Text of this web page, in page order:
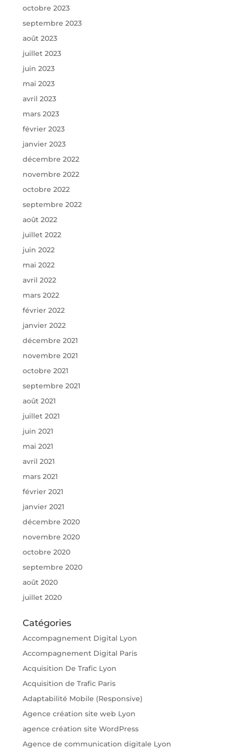
octobre 2023
septembre 2023
août 2023
juillet 2023
juin 2023
mai 2023
avril 2023
mars 2023
février 2023
janvier 2023
décembre 2022
novembre 2022
octobre 2022
septembre 2022
août 2022
juillet 2022
juin 2022
mai 2022
avril 2022
mars 2022
février 2022
janvier 2022
décembre 2021
novembre 2021
octobre 2021
septembre 2021
août 2021
juillet 2021
juin 2021
mai 2021
avril 2021
mars 2021
février 2021
janvier 2021
décembre 2020
novembre 2020
octobre 2020
septembre 2020
août 2020
juillet 2020
Catégories
Accompagnement Digital Lyon
Accompagnement Digital Paris
Acquisition De Trafic Lyon
Acquisition de Trafic Paris
Adaptabilité Mobile (Responsive)
Agence création site web Lyon
agence création site WordPress
Agence de communication digitale Lyon